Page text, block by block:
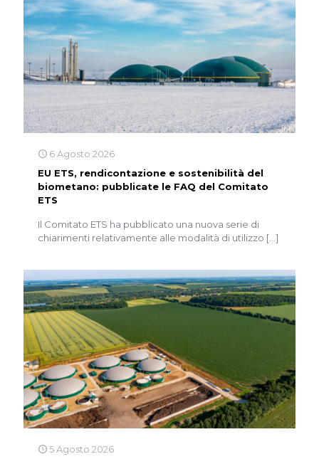
6 Agosto 2026
EU ETS, rendicontazione e sostenibilità del
biometano: pubblicate le FAQ del Comitato
ETS
Il Comitato ETS ha pubblicato una nuova serie di
chiarimenti relativamente alle modalità di utilizzo […]
5 Agosto 2026